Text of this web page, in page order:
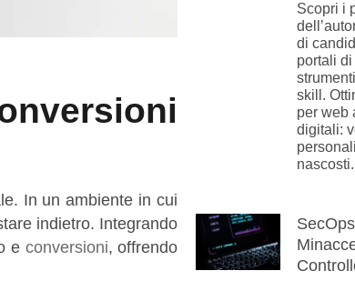
In un ambiente in cui
indietro. Integrando
e conversioni, offrendo
Scopri i
di
portali
skill.
per web
digitali:
nascosti.